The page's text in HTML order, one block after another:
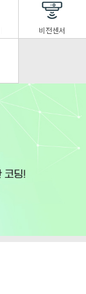
비전센서